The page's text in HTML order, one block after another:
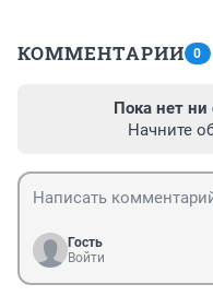
КОММЕНТАРИИ 0
Пока нет ни
Начните
Гость
Войти